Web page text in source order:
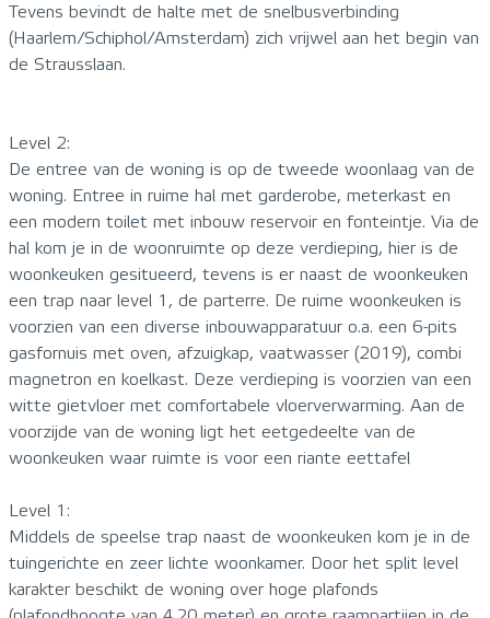
Tevens bevindt de halte met de snelbusverbinding
(Haarlem/Schiphol/Amsterdam) zich vrijwel aan het begin van
de Strausslaan.
Level 2:
De entree van de woning is op de tweede woonlaag van de
woning. Entree in ruime hal met garderobe, meterkast en
een modern toilet met inbouw reservoir en fonteintje. Via de
hal kom je in de woonruimte op deze verdieping, hier is de
woonkeuken gesitueerd, tevens is er naast de woonkeuken
een trap naar level 1, de parterre. De ruime woonkeuken is
voorzien van een diverse inbouwapparatuur o.a. een 6-pits
gasfornuis met oven, afzuigkap, vaatwasser (2019), combi
magnetron en koelkast. Deze verdieping is voorzien van een
witte gietvloer met comfortabele vloerverwarming. Aan de
voorzijde van de woning ligt het eetgedeelte van de
woonkeuken waar ruimte is voor een riante eettafel
Level 1:
Middels de speelse trap naast de woonkeuken kom je in de
tuingerichte en zeer lichte woonkamer. Door het split level
karakter beschikt de woning over hoge plafonds